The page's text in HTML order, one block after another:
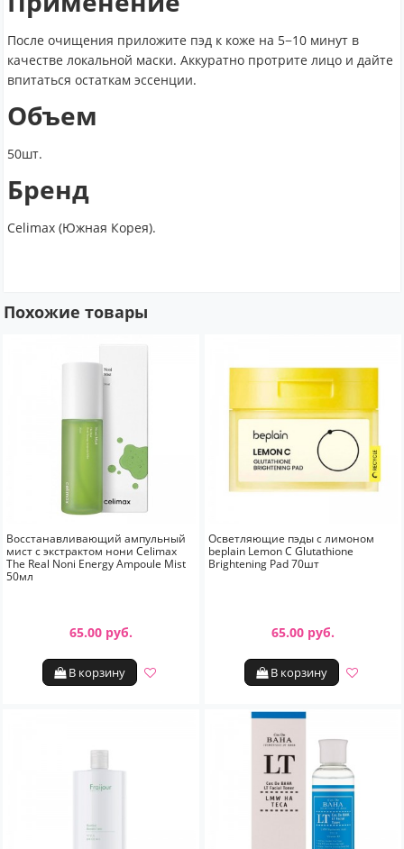
После очищения приложите пэд к коже на 5−10 минут в
качестве локальной маски. Аккуратно протрите лицо и дайте
впитаться остаткам эссенции.
Объем
50шт.
Бренд
Celimax (Южная Корея).
Похожие товары
Восстанавливающий ампульный
мист с экстрактом нони Celimax
The Real Noni Energy Ampoule Mist
50мл
65.00 руб.
В корзину
Осветляющие пэды с лимоном
beplain Lemon C Glutathione
Brightening Pad 70шт
65.00 руб.
В корзину